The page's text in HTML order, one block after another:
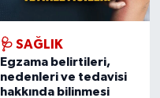
🩺 SAĞLIK
Egzama belirtileri,
nedenleri ve tedavisi
hakkında bilinmesi